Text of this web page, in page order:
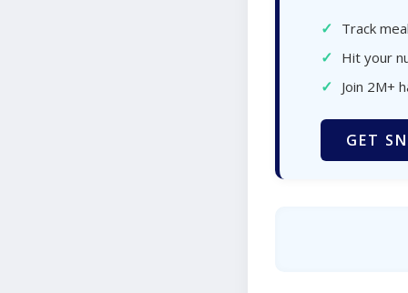
✓ Track
✓ Hit your
✓ Join 2M+
GET